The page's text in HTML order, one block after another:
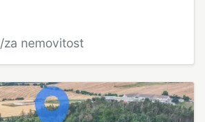
/za nemovitost